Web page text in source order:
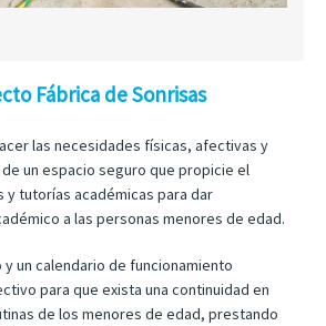
Fábrica de Sonrisas
las necesidades físicas, afectivas y
un espacio seguro que propicie el
y tutorías académicas para dar
a las personas menores de edad.
un calendario de funcionamiento
para que exista una continuidad en
de los menores de edad, prestando